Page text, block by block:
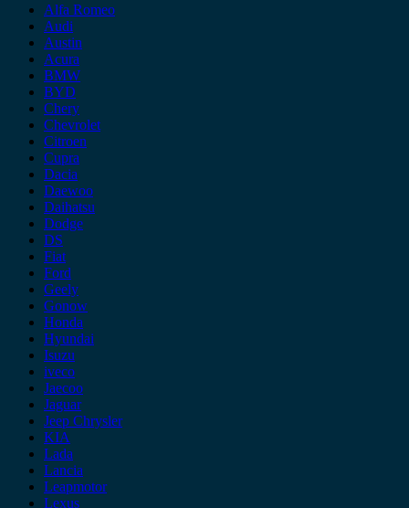
Alfa Romeo
Audi
Austin
Acura
BMW
BYD
Chery
Chevrolet
Citroen
Cupra
Dacia
Daewoo
Daihatsu
Dodge
DS
Fiat
Ford
Geely
Gonow
Honda
Hyundai
Isuzu
iveco
Jaecoo
Jaguar
Jeep Chrysler
KIA
Lada
Lancia
Leapmotor
Lexus